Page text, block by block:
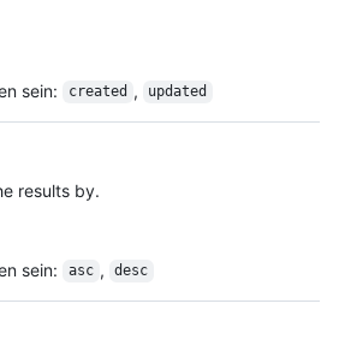
sein: created , updated
results by.
sein: asc , desc